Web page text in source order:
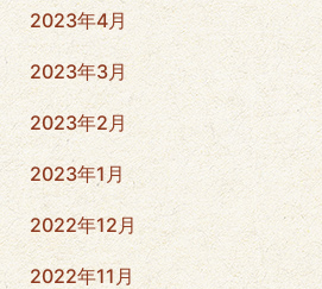
2023年4月
2023年3月
2023年2月
2023年1月
2022年12月
2022年11月